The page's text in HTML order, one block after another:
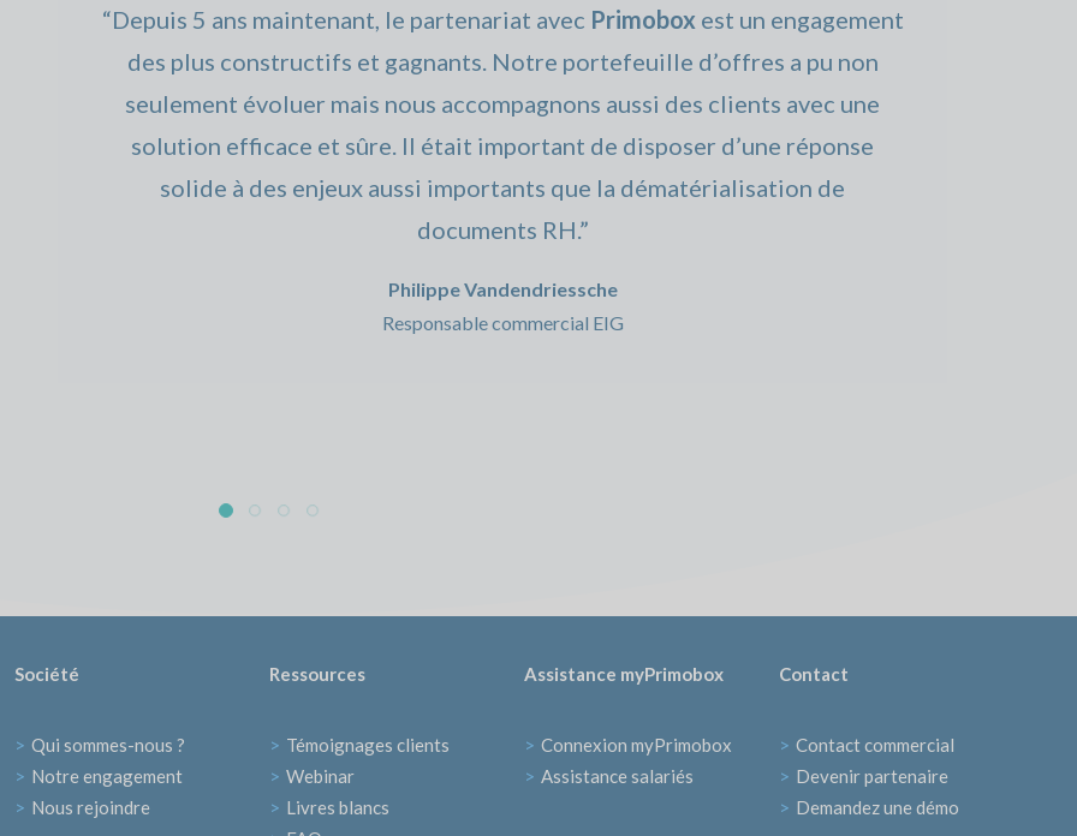
“Depuis 5 ans maintenant, le partenariat avec Primobox est un engagement
des plus constructifs et gagnants. Notre portefeuille d’offres a pu non
seulement évoluer mais nous accompagnons aussi des clients avec une
solution efficace et sûre. Il était important de disposer d’une réponse
solide à des enjeux aussi importants que la dématérialisation de
documents RH.”
Philippe Vandendriessche
Responsable commercial EIG
Société
> Qui sommes-nous ?
> Notre engagement
> Nous rejoindre
Ressources
> Témoignages clients
> Webinar
> Livres blancs
Assistance myPrimobox
> Connexion myPrimobox
> Assistance salariés
Contact
> Contact commercial
> Devenir partenaire
> Demandez une démo